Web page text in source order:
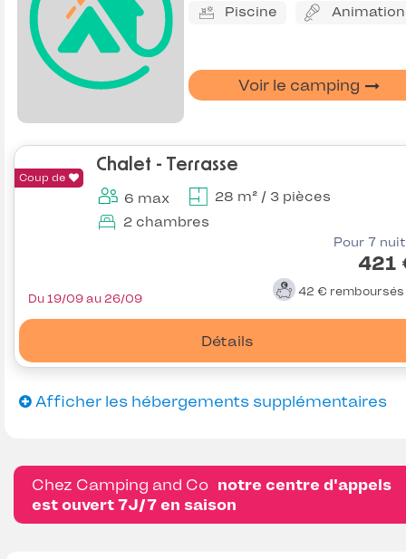
Piscine
Voir le camping
Coup de
Chalet - Terrasse
6 max
28 m² / 3 pièces
2 chambres
Pour 7
421
42 € remboursés
Détails
Du 19/09 au 26/09
Afficher les hébergements supplémentaires
Chez Camping and Co notre centre d'appels
est ouvert 7J/7 en saison